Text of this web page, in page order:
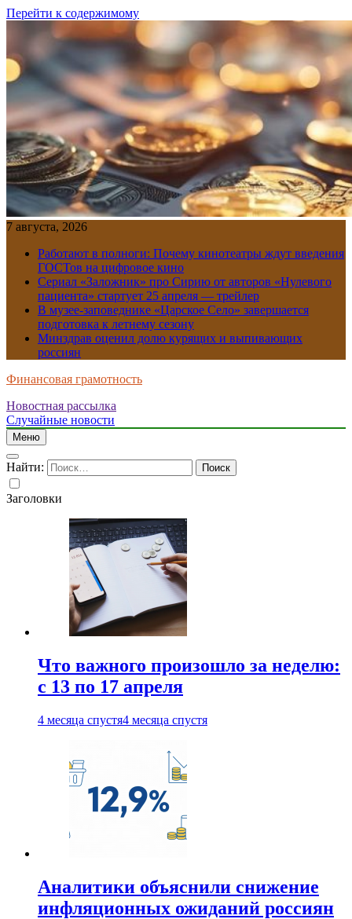
Перейти к содержимому
7 августа, 2026
Работают в полноги: Почему кинотеатры ждут введения
ГОСТов на цифровое кино
Сериал «Заложник» про Сирию от авторов «Нулевого
пациента» стартует 25 апреля — трейлер
В музее-заповеднике «Царское Село» завершается
подготовка к летнему сезону
Минздрав оценил долю курящих и выпивающих
россиян
Финансовая грамотность
Новостная рассылка
Случайные новости
Меню
Найти:
Заголовки
Что важного произошло за неделю:
с 13 по 17 апреля
4 месяца спустя4 месяца спустя
Аналитики объяснили снижение
инфляционных ожиданий россиян